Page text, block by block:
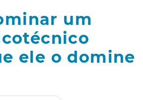
um
ele o domine